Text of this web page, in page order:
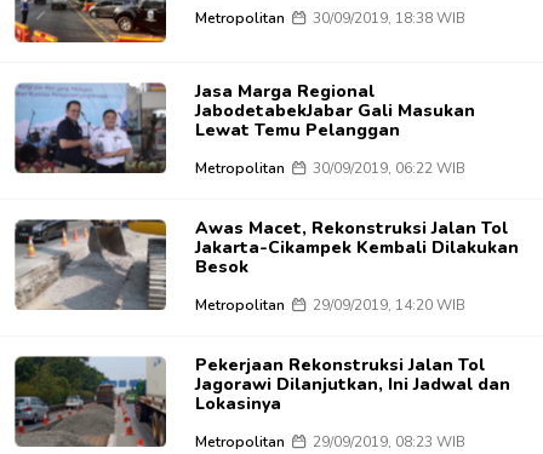
Metropolitan 30/09/2019, 18:38 WIB
Jasa Marga Regional
JabodetabekJabar Gali Masukan
Lewat Temu Pelanggan
Metropolitan 30/09/2019, 06:22 WIB
Awas Macet, Rekonstruksi Jalan Tol
Jakarta-Cikampek Kembali Dilakukan
Besok
Metropolitan 29/09/2019, 14:20 WIB
Pekerjaan Rekonstruksi Jalan Tol
Jagorawi Dilanjutkan, Ini Jadwal dan
Lokasinya
Metropolitan 29/09/2019, 08:23 WIB